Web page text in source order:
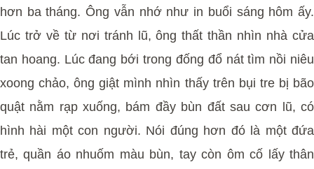
hơn ba tháng. Ông vẫn nhớ như in buổi sáng hôm ấy.
Lúc trở về từ nơi tránh lũ, ông thất thần nhìn nhà cửa
tan hoang. Lúc đang bới trong đống đổ nát tìm nồi niêu
xoong chảo, ông giật mình nhìn thấy trên bụi tre bị bão
quật nằm rạp xuống, bám đầy bùn đất sau cơn lũ, có
hình hài một con người. Nói đúng hơn đó là một đứa
trẻ, quần áo nhuốm màu bùn, tay còn ôm cố lấy thân